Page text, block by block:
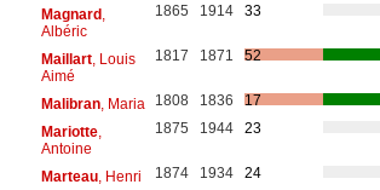
Magnard,
Albéric
1865 1914 33
Maillart, Louis
Aimé
1817 1871 52
Malibran, Maria 1808 1836
17
Mariotte,
Antoine
1875 1944 23
Marteau, Henri 1874 1934
24